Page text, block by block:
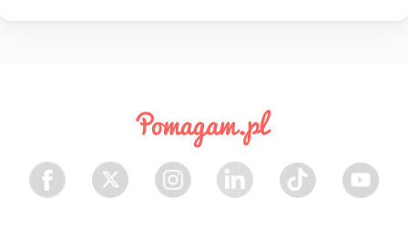
Facebook Twitter Instagram LinkedIn TikTok Youtube